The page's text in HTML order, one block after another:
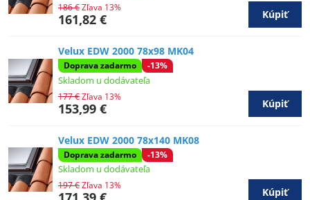
161,82 €
186 €Zľava 13%
Kúpiť
Velux EDW 2000 78x98 MK04
Doprava zadarmo -13%
Skladom u dodávateľa
153,99 €
177 €Zľava 13%
Kúpiť
Velux EDW 2000 78x140 MK08
Doprava zadarmo -13%
Skladom u dodávateľa
197 €Zľava 13%
Kúpiť